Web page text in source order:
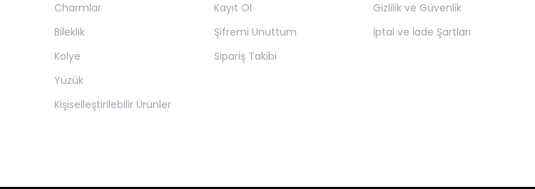
Charmlar
Bileklik
Kolye
Yüzük
Kişiselleştirilebilir Ürünler
Kayıt Ol
Şifremi Unuttum
Sipariş Takibi
Gizlilik ve Güvenlik
İptal ve İade Şartları